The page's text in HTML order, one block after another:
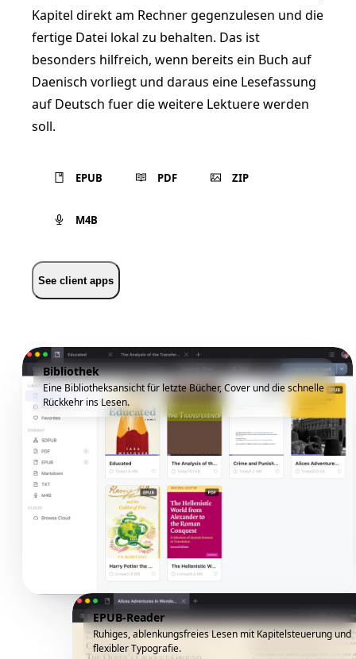
Kapitel direkt am Rechner gegenzulesen und die
fertige Datei lokal zu behalten. Das ist
besonders hilfreich, wenn bereits ein Buch auf
Daenisch vorliegt und daraus eine Lesefassung
auf Deutsch fuer die weitere Lektuere werden
soll.
EPUB PDF ZIP
M4B
See client apps
Bibliothek
Eine Bibliotheksansicht für letzte Bücher, Cover und die schnelle
Rückkehr ins Lesen.
EPUB-Reader
Ruhiges, ablenkungsfreies Lesen mit Kapitelsteuerung und
flexibler Typografie.